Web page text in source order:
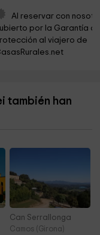
3,9 km
4,6 km
Al reservar con
por la Garantía
al viajero de
también han
Can Serrallonga
Camos (Girona)